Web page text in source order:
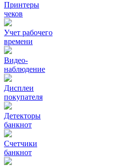
Принтеры
чеков
Учет рабочего
времени
Видео‑
наблюдение
Дисплеи
покупателя
Детекторы
банкнот
Счетчики
банкнот